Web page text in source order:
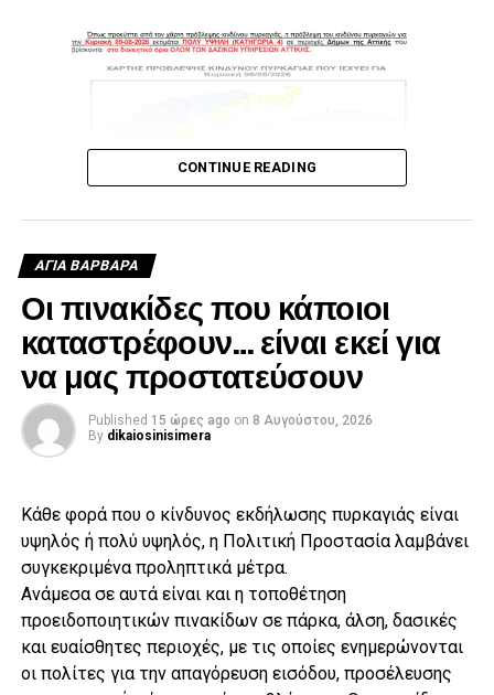
«Ό,τι μπορούσαμε κάναμε», σημείωσε χαρακτηριστικά,
προσθέτοντας ότι υπήρξε παράλληλη συνδρομή και σε
καταφύγια που χρειάζονταν υποστήριξη.
«Το πρώτο είναι να υπάρχει σχέδιο»
Ιδιαίτερη βαρύτητα έδωσε ο δήμαρχος στην πρόληψη,
φέρνοντας ως παράδειγμα το σύστημα πυροπροστασίας
που έχει εγκατασταθεί εδώ και χρόνια στον πευκώνα της
Αγίας Βαρβάρας. «Το πρώτο είναι να υπάρχει σχέδιο. Ένα
σχέδιο με το οποίο να μπορείς να προλαμβάνεις. Το
δεύτερο είναι να έχεις εξασφαλίσει τους οικονομικούς
πόρους, τις υποδομές, το έμψυχο δυναμικό,
CONTINUE READING
ΑΓΙΑ ΒΑΡΒΑΡΑ
Οι πινακίδες που κάποιοι
καταστρέφουν… είναι εκεί για
να μας προστατεύσουν
Published 15 ώρες ago on 8 Αυγούστου, 2026
By dikaiosinisimera
Κάθε φορά που ο κίνδυνος εκδήλωσης πυρκαγιάς είναι
υψηλός ή πολύ υψηλός, η Πολιτική Προστασία λαμβάνει
συγκεκριμένα προληπτικά μέτρα.
Ανάμεσα σε αυτά είναι και η τοποθέτηση
προειδοποιητικών πινακίδων σε πάρκα, άλση, δασικές
και ευαίσθητες περιοχές, με τις οποίες ενημερώνονται
οι πολίτες για την απαγόρευση εισόδου, προσέλευσης